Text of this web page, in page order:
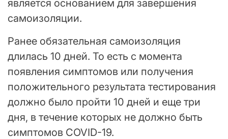
является основанием для завершения
самоизоляции.
Ранее обязательная самоизоляция
длилась 10 дней. То есть с момента
появления симптомов или получения
положительного результата тестирования
должно было пройти 10 дней и еще три
дня, в течение которых не должно быть
симптомов COVID-19.